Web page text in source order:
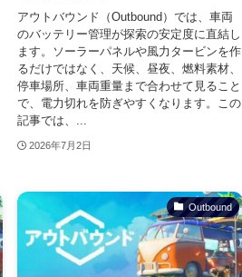
アウトバウンド（Outbound）では、車両
のバッテリー管理が探索の安定度に直結し
ます。ソーラーパネルや風力タービンを作
るだけではなく、天候、昼夜、燃料素材、
停車場所、車両重量まで合わせて見ること
で、電力切れを防ぎやすくなります。この
記事では、...
2026年7月2日
Outbound